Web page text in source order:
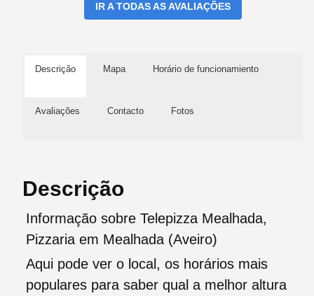
IR A TODAS AS AVALIAÇÕES
Descrição Mapa Horário de funcionamiento
Avaliações Contacto Fotos
Descrição
Informação sobre Telepizza Mealhada,
Pizzaria em Mealhada (Aveiro)
Aqui pode ver o local, os horários mais
populares para saber qual a melhor altura